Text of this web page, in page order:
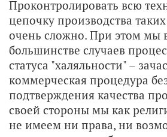
Проконтролировать всю
цепочку производства
очень сложно. При этом мы
большинстве случаев
статуса "халяльности" –
коммерческая процедура
подтверждения качества
своей стороны мы как
не имеем ни права, ни